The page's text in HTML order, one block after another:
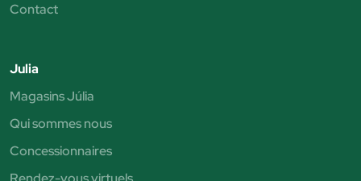
Contact
Julia
Magasins Júlia
Qui sommes nous
Concessionnaires